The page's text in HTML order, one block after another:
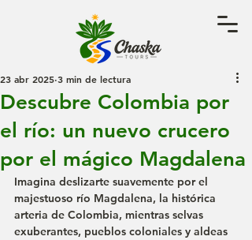
Descubre Colombia por
el río: un nuevo crucero
por el mágico Magdalena
23 abr 2025 3 min de lectura
Imagina deslizarte suavemente por el
majestuoso río Magdalena, la histórica
arteria de Colombia, mientras selvas
exuberantes, pueblos coloniales y aldeas